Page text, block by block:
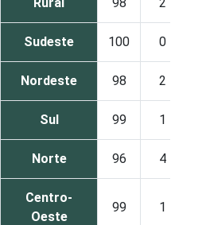
Sudeste 100 0
Nordeste 98 2
Sul 99 1
Norte 96 4
Centro-
Oeste
99 1